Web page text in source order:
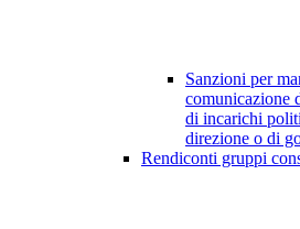
Sanzioni per
comunicazione
di incarichi
direzione o di
Rendiconti gruppi